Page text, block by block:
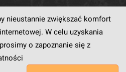
nieustannie zwiększać komfort
W celu uzyskania
o zapoznanie się z